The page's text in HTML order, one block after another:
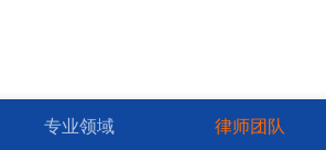
专业领域 律师团队